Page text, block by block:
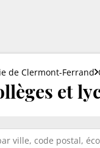
de Clermont-Ferrand
et